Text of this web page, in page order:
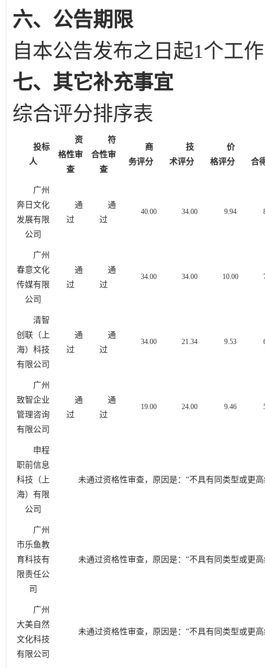
六、公告期限
自本公告发布之日起1个工
七、其它补充事宜
综合评分排序表
投标
人
资
格性审
查
符
合性审
查
商
务评分
技
术评分
价
格评分
合
广州
奔日文化
发展有限
公司
通
过
通
过
40.00 34.00 9.94
广州
春意文化
传媒有限
公司
通
过
通
过
34.00 34.00 10.00
清智
创联（上
海）科技
有限公司
通
过
通
过
34.00 21.34 9.53
广州
致智企业
管理咨询
有限公司
通
过
通
过
19.00 24.00 9.46
申程
职前信息
科技（上
海）有限
公司
未通过资格性审查，原因是： “不具有同类型或更
广州
市乐鱼教
育科技有
限责任公
司
未通过资格性审查，原因是： “不具有同类型或更
广州
大美自然
文化科技
有限公司
未通过资格性审查，原因是： “不具有同类型或更